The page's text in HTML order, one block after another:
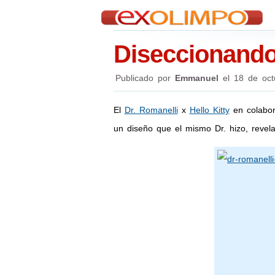
Publicado por Emmanuel el 18 de
El Dr. Romanellix Hello Kittyen
un diseño que el mismo Dr. hizo,